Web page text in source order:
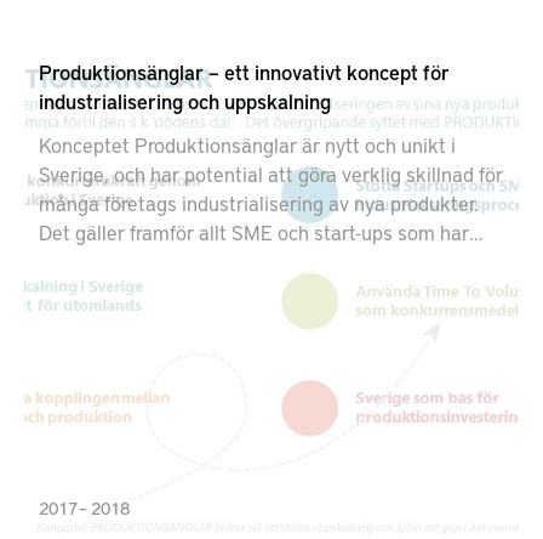
Produktionsänglar – ett innovativt koncept för
industrialisering och uppskalning
Konceptet Produktionsänglar är nytt och unikt i
Sverige, och har potential att göra verklig skillnad för
många företags industrialisering av nya produkter.
Det gäller framför allt SME och start-ups som har
realisera ritningen eller prototypen till fysiska
produkter. Konceptet Produktionsänglar fungerar på
den del i värdekedjan som ibland brukar kallas ”the
death valley”. Konceptet ägs av KTH Södertälje i
samarbete med Södertälje Science Park.
2017 – 2018